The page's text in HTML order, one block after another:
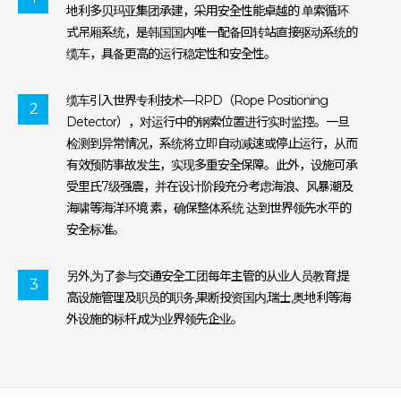
地利多贝玛亚集团承建，采用安全性能卓越的 单索循环
式吊厢系统，是韩国国内唯一配备回转站直接驱动系统的
缆车，具备更高的运行稳定性和安全性。
2
缆车引入世界专利技术—RPD（Rope Positioning
Detector），对运行中的钢索位置进行实时监控。一旦
检测到异常情况，系统将立即自动减速或停止运行，从而
有效预防事故发生，实现多重安全保障。此外，设施可承
受里氏7级强震，并在设计阶段充分考虑海浪、风暴潮及
海啸等海洋环境 素，确保整体系统 达到世界领先水平的
安全标准。
3
另外,为了参与交通安全工团每年主管的从业人员教育,提
高设施管理及职员的职务,果断投资国内,瑞士,奥地利等海
外设施的标杆,成为业界领先企业。